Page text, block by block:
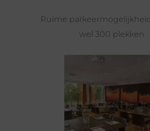
Ruime
wel 300 plekken